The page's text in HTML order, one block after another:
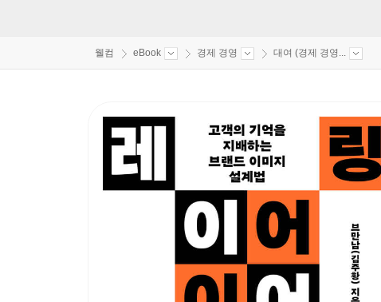
웰컴 eBook 경제 경영 대여 (경제 경영...